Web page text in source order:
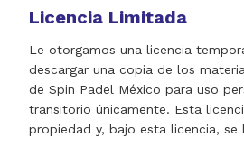
Licencia Limitada
Le otorgamos una licencia
descargar una copia de los
de Spin Padel México para uso
transitorio únicamente. Esta
propiedad y, bajo esta licencia, se